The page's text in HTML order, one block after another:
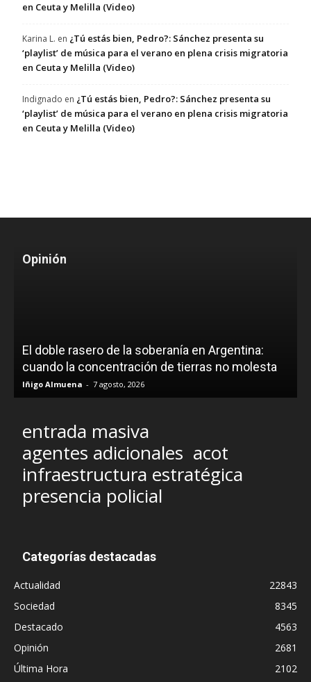
en Ceuta y Melilla (Video)
Karina L. en ¿Tú estás bien, Pedro?: Sánchez presenta su
‘playlist’ de música para el verano en plena crisis migratoria
en Ceuta y Melilla (Video)
Indignado en ¿Tú estás bien, Pedro?: Sánchez presenta su
‘playlist’ de música para el verano en plena crisis migratoria
en Ceuta y Melilla (Video)
Opinión
El doble rasero de la soberanía en Argentina:
cuando la concentración de tierras no molesta
Iñigo Almuena - 7 agosto, 2026
entrada masiva
agentes adicionales acot
infraestructura estratégica
presencia policial
Categorías destacadas
Actualidad
22843
Sociedad
8345
Destacado
4563
Opinión
2681
Última Hora
2102